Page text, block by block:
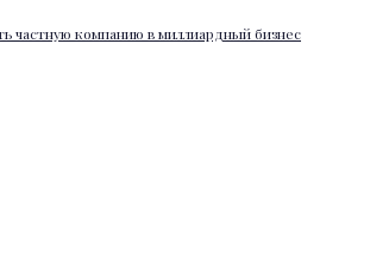
частную компанию в миллиардный бизнес